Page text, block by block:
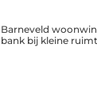
Barneveld
bank bij kleine